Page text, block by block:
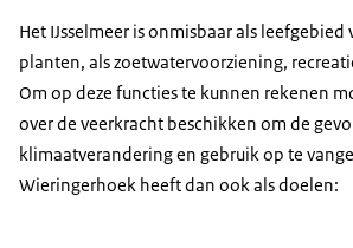
Het IJsselmeer is onmisbaar als leefgebied
planten, als zoetwatervoorziening,
Om op deze functies te kunnen rekenen
over de veerkracht beschikken om de
klimaatverandering en gebruik op te
Wieringerhoek heeft dan ook als doelen: